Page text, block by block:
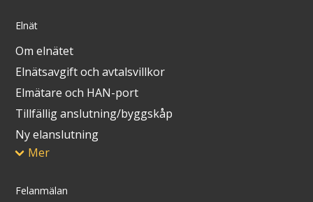
Elnät
Om elnätet
Elnätsavgift och avtalsvillkor
Elmätare och HAN-port
Tillfällig anslutning/byggskåp
Ny elanslutning
Mer
Felanmälan